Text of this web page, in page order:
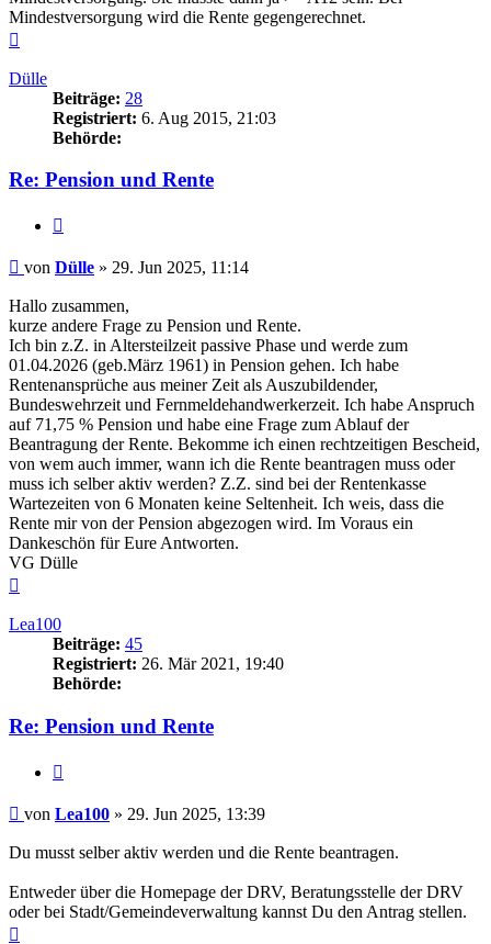
Mindestversorgung wird die Rente gegengerechnet.
Dülle
Beiträge: 28
Registriert: 6. Aug 2015, 21:03
Behörde:
Re: Pension und Rente
Beitrag
von Dülle » 29. Jun 2025, 11:14
Hallo zusammen,
kurze andere Frage zu Pension und Rente.
Ich bin z.Z. in Altersteilzeit passive Phase und werde zum
01.04.2026 (geb.März 1961) in Pension gehen. Ich habe
Rentenansprüche aus meiner Zeit als Auszubildender,
Bundeswehrzeit und Fernmeldehandwerkerzeit. Ich habe Anspruch
auf 71,75 % Pension und habe eine Frage zum Ablauf der
Beantragung der Rente. Bekomme ich einen rechtzeitigen Bescheid,
von wem auch immer, wann ich die Rente beantragen muss oder
muss ich selber aktiv werden? Z.Z. sind bei der Rentenkasse
Wartezeiten von 6 Monaten keine Seltenheit. Ich weis, dass die
Rente mir von der Pension abgezogen wird. Im Voraus ein
Dankeschön für Eure Antworten.
VG Dülle
Lea100
Beiträge: 45
Registriert: 26. Mär 2021, 19:40
Behörde:
Re: Pension und Rente
Beitrag
von Lea100 » 29. Jun 2025, 13:39
Du musst selber aktiv werden und die Rente beantragen.
Entweder über die Homepage der DRV, Beratungsstelle der DRV
oder bei Stadt/Gemeindeverwaltung kannst Du den Antrag stellen.